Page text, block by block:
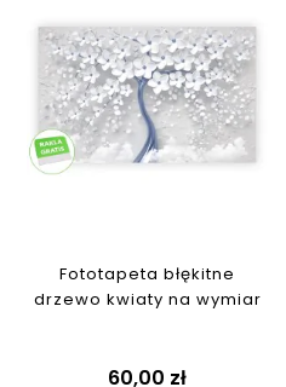
Fototapeta błękitne
drzewo kwiaty na wymiar
60,00 zł